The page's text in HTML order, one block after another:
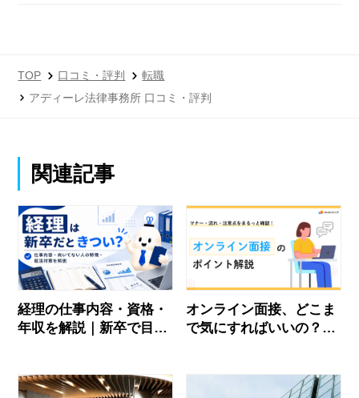
TOP 口コミ・評判
転職
アディーレ法律事務所 口コミ・評判
関連記事
経理の仕事内容・資格・
年収を解説｜新卒で目指
オンライン面接、どこま
で気にすればいいの？マ